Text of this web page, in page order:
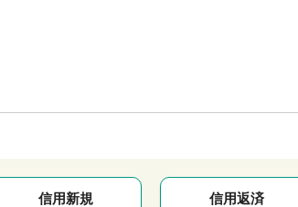
信用新規 信用返済